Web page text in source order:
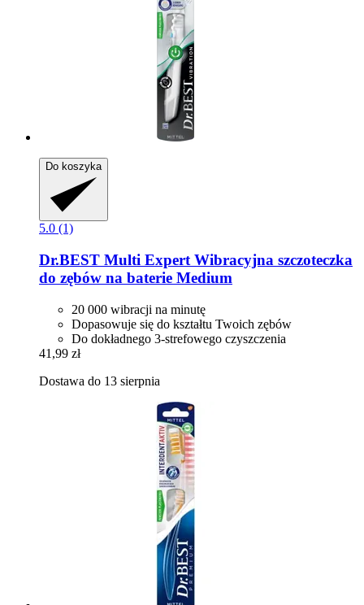
Do koszyka
5.0 (1)
Dr.BEST Multi Expert Wibracyjna szczoteczka
do zębów na baterie Medium
20 000 wibracji na minutę
Dopasowuje się do kształtu Twoich zębów
Do dokładnego 3-strefowego czyszczenia
41,99 zł
Dostawa do 13 sierpnia